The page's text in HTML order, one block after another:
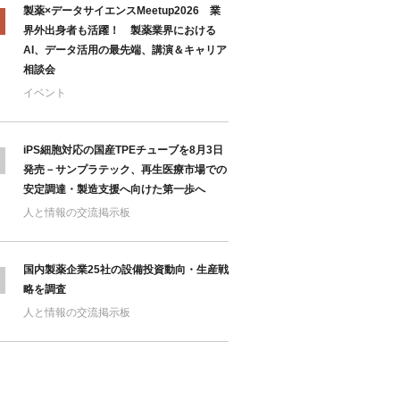
製薬×データサイエンスMeetup2026 業
界外出身者も活躍！ 製薬業界における
AI、データ活用の最先端、講演＆キャリア
相談会
イベント
iPS細胞対応の国産TPEチューブを8月3日
発売－サンプラテック、再生医療市場での
安定調達・製造支援へ向けた第一歩へ
人と情報の交流掲示板
国内製薬企業25社の設備投資動向・生産戦
略を調査
人と情報の交流掲示板